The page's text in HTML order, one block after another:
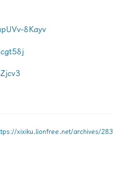
8Kayv
xixiku.lionfree.net/archives/283